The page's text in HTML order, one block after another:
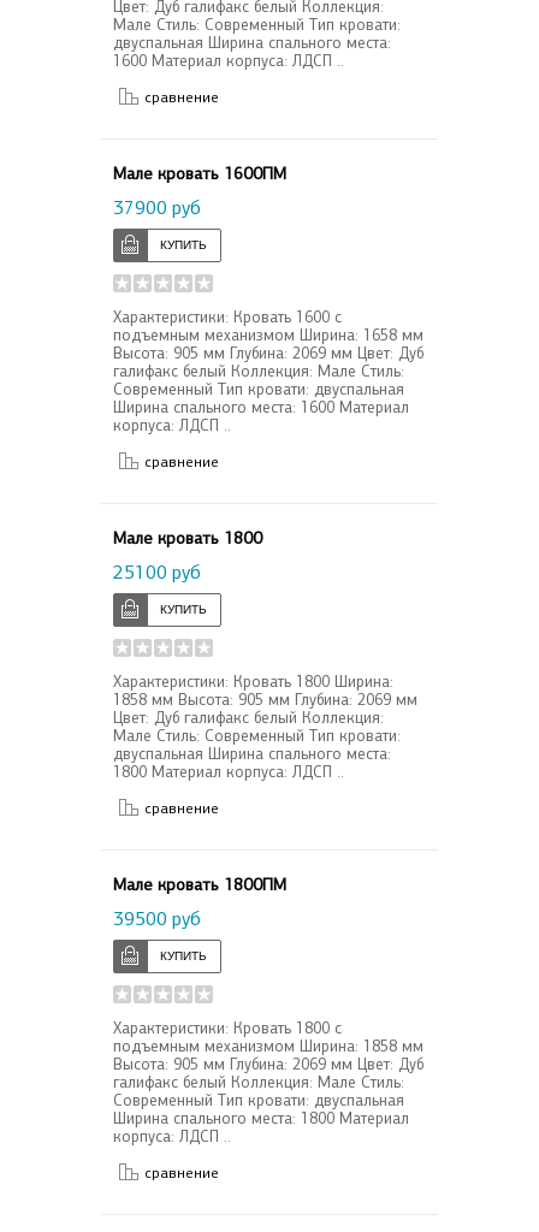
Цвет: Дуб галифакс белый Коллекция:
Мале Стиль: Современный Тип кровати:
двуспальная Ширина спального места:
1600 Материал корпуса: ЛДСП ..
сравнение
Мале кровать 1600ПМ
37900 руб
Характеристики: Кровать 1600 с
подъемным механизмом Ширина: 1658 мм
Высота: 905 мм Глубина: 2069 мм Цвет: Дуб
галифакс белый Коллекция: Мале Стиль:
Современный Тип кровати: двуспальная
Ширина спального места: 1600 Материал
корпуса: ЛДСП ..
сравнение
Мале кровать 1800
25100 руб
Характеристики: Кровать 1800 Ширина:
1858 мм Высота: 905 мм Глубина: 2069 мм
Цвет: Дуб галифакс белый Коллекция:
Мале Стиль: Современный Тип кровати:
двуспальная Ширина спального места:
1800 Материал корпуса: ЛДСП ..
сравнение
Мале кровать 1800ПМ
39500 руб
Характеристики: Кровать 1800 с
подъемным механизмом Ширина: 1858 мм
Высота: 905 мм Глубина: 2069 мм Цвет: Дуб
галифакс белый Коллекция: Мале Стиль:
Современный Тип кровати: двуспальная
Ширина спального места: 1800 Материал
корпуса: ЛДСП ..
сравнение